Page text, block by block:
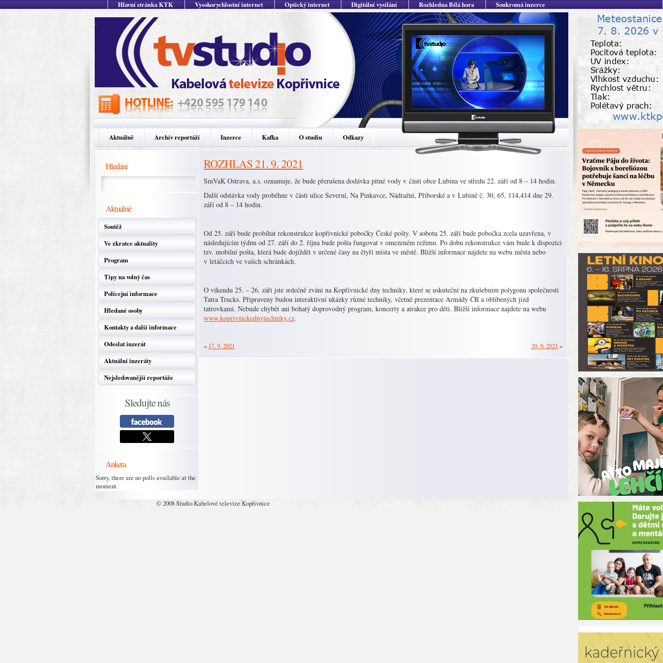
Hlavní stránka KTK Vysokorychlostní internet Optický internet Digitální vysílání Rozhledna Bílá hora Soukromá inzerce
Aktuálně Archív reportáží Inzerce Kafka O studiu Odkazy
Hledání
Aktuálně
Soutěž
Ve zkratce aktuality
Program
Tipy na volný čas
Policejní informace
Hledané osoby
Kontakty a další informace
Odeslat inzerát
Aktuální inzeráty
Nejsledovanější reportáže
Sledujte nás
Anketa
Sorry, there are no polls available at the
moment.
ROZHLAS 21. 9. 2021
SmVaK Ostrava, a.s. oznamuje, že bude přerušena dodávka pitné vody v části obce Lubina ve středu 22. září od 8 – 14 hodin.
Další odstávka vody proběhne v části ulice Severní, Na Pinkavce, Nádražní, Příborské a v Lubině č. 30, 65, 114,414 dne 29.
září od 8 – 14 hodin.
Od 25. září bude probíhat rekonstrukce kopřivnické pobočky České pošty. V sobotu 25. září bude pobočka zcela uzavřena, v
následujícím týdnu od 27. září do 2. října bude pošta fungovat v omezeném režimu. Po dobu rekonstrukce vám bude k dispozici
tzv. mobilní pošta, která bude dojíždět v určené časy na čtyři místa ve městě. Bližší informace najdete na webu města nebo
v letáčcích ve vašich schránkách.
O víkendu 25. – 26. září jste srdečně zváni na Kopřivnické dny techniky, které se uskuteční na zkušebním polygonu společnosti
Tatra Trucks. Připraveny budou interaktivní ukázky různé techniky, včetně prezentace Armády ČR a oblíbených jízd
tatrovkami. Nebude chybět ani bohatý doprovodný program, koncerty a atrakce pro děti. Bližší informace najdete na webu
www.koprivnickednytechniky.cz.
« 17. 9. 2021 20. 9. 2021 »
© 2008 Studio Kabelové televize Kopřivnice